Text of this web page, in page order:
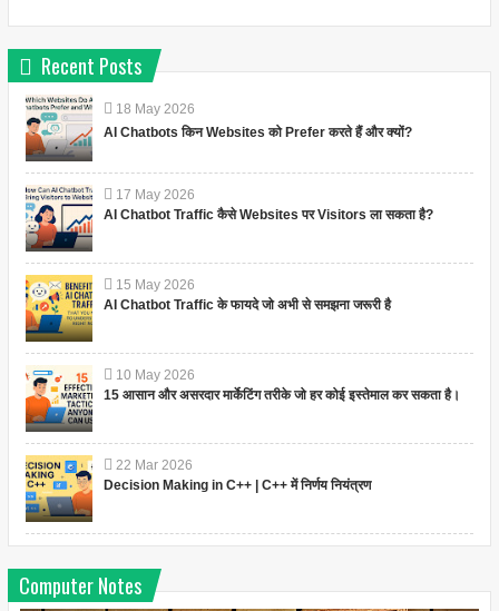
Recent Posts
18 May 2026
AI Chatbots किन Websites को Prefer करते हैं और क्यों?
17 May 2026
AI Chatbot Traffic कैसे Websites पर Visitors ला सकता है?
15 May 2026
AI Chatbot Traffic के फायदे जो अभी से समझना जरूरी है
10 May 2026
15 आसान और असरदार मार्केटिंग तरीके जो हर कोई इस्तेमाल कर सकता है।
22 Mar 2026
Decision Making in C++ | C++ में निर्णय नियंत्रण
Computer Notes